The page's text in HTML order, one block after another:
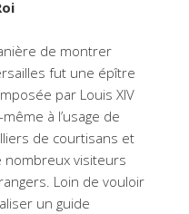
de montrer
fut une épître
par Louis XIV
même à l’usage de
de courtisans et
nombreux visiteurs
Loin de vouloir
un guide